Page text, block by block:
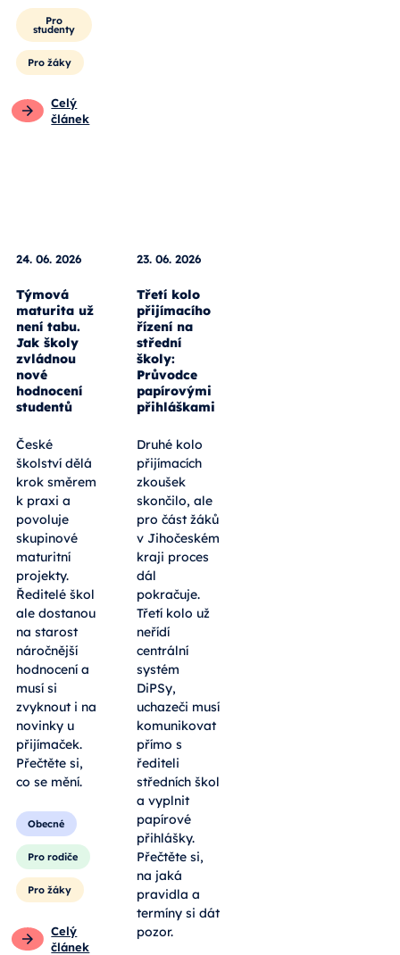
Pro
studenty
Pro žáky
Celý
článek
24. 06. 2026
Týmová
maturita už
není tabu.
Jak školy
zvládnou
nové
hodnocení
studentů
České
školství dělá
krok směrem
k praxi a
povoluje
skupinové
maturitní
projekty.
Ředitelé škol
ale dostanou
na starost
náročnější
hodnocení a
musí si
zvyknout i na
novinky u
přijímaček.
Přečtěte si,
co se mění.
Obecné
Pro rodiče
Pro žáky
Celý
článek
23. 06. 2026
Třetí kolo
přijímacího
řízení na
střední
školy:
Průvodce
papírovými
přihláškami
Druhé kolo
přijímacích
zkoušek
skončilo, ale
pro část žáků
v Jihočeském
kraji proces
dál
pokračuje.
Třetí kolo už
neřídí
centrální
systém
DiPSy,
uchazeči musí
komunikovat
přímo s
řediteli
středních škol
a vyplnit
papírové
přihlášky.
Přečtěte si,
na jaká
pravidla a
termíny si dát
pozor.